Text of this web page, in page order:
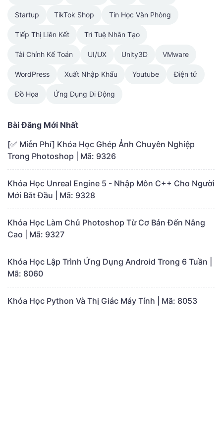
Startup TikTok Shop Tin Học Văn Phòng
Tiếp Thị Liên Kết Trí Tuệ Nhân Tạo
Tài Chính Kế Toán UI/UX Unity3D VMware
WordPress Xuất Nhập Khẩu Youtube Điện tử
Đồ Họa Ứng Dụng Di Động
Bài Đăng Mới Nhất
[✅ Miễn Phí] Khóa Học Ghép Ảnh Chuyên Nghiệp
Trong Photoshop | Mã: 9326
Khóa Học Unreal Engine 5 - Nhập Môn C++ Cho Người
Mới Bắt Đầu | Mã: 9328
Khóa Học Làm Chủ Photoshop Từ Cơ Bản Đến Nâng
Cao | Mã: 9327
Khóa Học Lập Trình Ứng Dụng Android Trong 6 Tuần |
Mã: 8060
Khóa Học Python Và Thị Giác Máy Tính | Mã: 8053